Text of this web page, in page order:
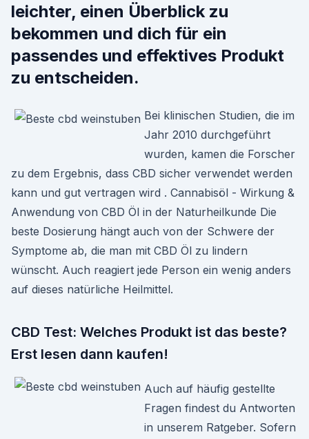
leichter, einen Überblick zu
bekommen und dich für ein
passendes und effektives Produkt
zu entscheiden.
Bei klinischen Studien, die im
Jahr 2010 durchgeführt
wurden, kamen die Forscher
zu dem Ergebnis, dass CBD sicher verwendet werden
kann und gut vertragen wird . Cannabisöl - Wirkung &
Anwendung von CBD Öl in der Naturheilkunde Die
beste Dosierung hängt auch von der Schwere der
Symptome ab, die man mit CBD Öl zu lindern
wünscht. Auch reagiert jede Person ein wenig anders
auf dieses natürliche Heilmittel.
CBD Test: Welches Produkt ist das beste?
Erst lesen dann kaufen!
Auch auf häufig gestellte
Fragen findest du Antworten
in unserem Ratgeber. Sofern